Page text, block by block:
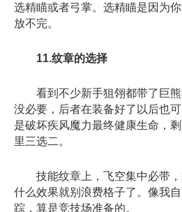
选精瞄或者弓掌。选精瞄是因为
放不完。
11.纹章的选择
看到不少新手狙翎都带了巨熊
没必要，后者在装备好了以后也
是破坏疾风魔力最终健康生命，
里三选二。
技能纹章上，飞空集中必带，
什么效果就别浪费格子了。像我
踪，算是竞技场准备的。